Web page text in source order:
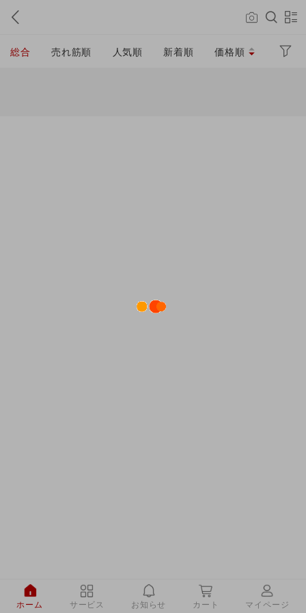
総合 売れ筋順 人気順 新着順 価格順
ホーム サービス お知らせ カート マイページ